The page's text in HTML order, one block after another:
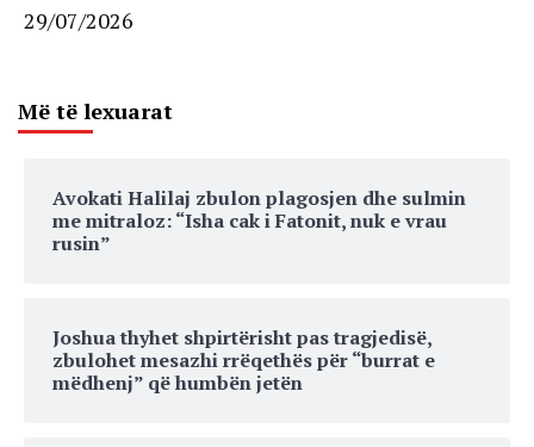
29/07/2026
Më të lexuarat
Avokati Halilaj zbulon plagosjen dhe sulmin
me mitraloz: “Isha cak i Fatonit, nuk e vrau
rusin”
Joshua thyhet shpirtërisht pas tragjedisë,
zbulohet mesazhi rrëqethës për “burrat e
mëdhenj” që humbën jetën